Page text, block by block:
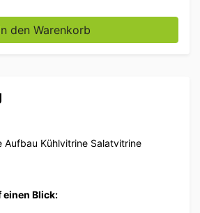
den Warenkorb
Aufbau Kühlvitrine Salatvitrine
Blick: